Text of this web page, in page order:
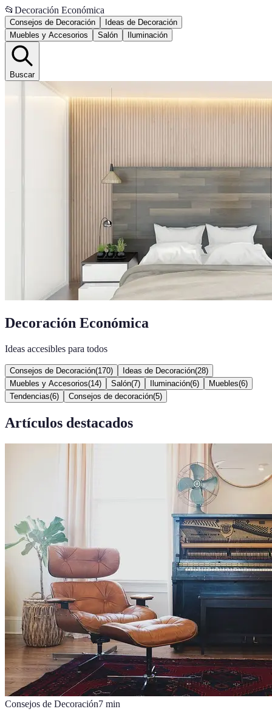
📂 Decoración Económica
Consejos de Decoración
Ideas de Decoración
Muebles y Accesorios
Salón Iluminación
Buscar
Decoración Económica
Ideas accesibles para todos
Consejos de Decoración(170) Ideas de Decoración(28)
Muebles y Accesorios(14) Salón(7) Iluminación(6) Muebles(6)
Tendencias(6) Consejos de decoración(5)
Artículos destacados
Consejos de Decoración7 min